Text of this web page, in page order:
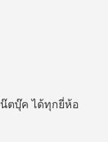
ตบุ๊ค ได้ทุกยี่ห้อ